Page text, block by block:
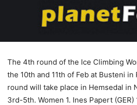
The 4th round of the Ice Climbing
the 10th and 11th of Feb at Busteni in
round will take place in Hemsedal in
3rd-5th. Women 1. Ines Papert